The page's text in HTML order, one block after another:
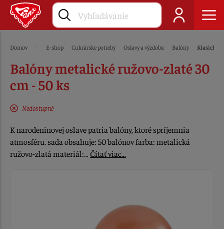
Domov E-shop Cukrárske potreby Oslavy a výzdoba Balóny Klasické
Balóny metalické ružovo-zlaté 30
cm - 50 ks
Nedostupné
K narodeninovej oslave patria balóny, ktoré spríjemnia
atmosféru. sada obsahuje: 50 balónov farba: metalická
ružovo-zlatá materiál:… Čítať viac…